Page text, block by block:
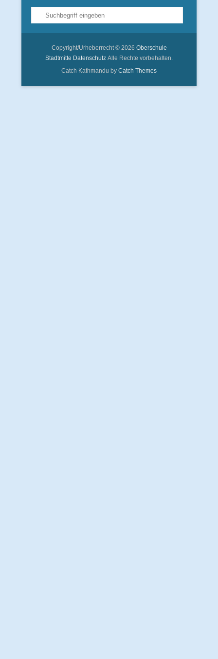
Suche
Copyright/Urheberrecht © 2026 Oberschule
Stadtmitte Datenschutz Alle Rechte vorbehalten.
Catch Kathmandu by Catch Themes